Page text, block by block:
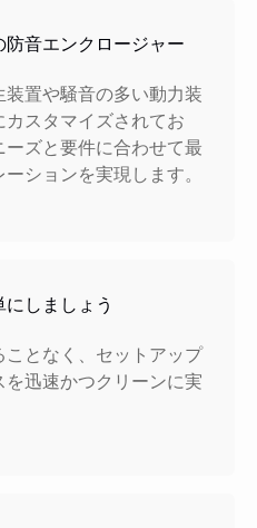
防音エンクロージャー
装置や騒音の多い動力装
スタマイズされてお
ーズと要件に合わせて最
ションを実現します。
しましょう
ことなく、セットアップ
を迅速かつクリーンに実